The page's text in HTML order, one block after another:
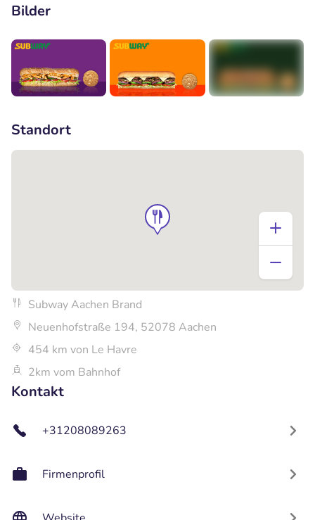
Bilder
Standort
Subway Aachen Brand
Neuenhofstraße 194, 52078 Aachen
454 km von Le Havre
2km vom Bahnhof
Kontakt
+31208089263
Firmenprofil